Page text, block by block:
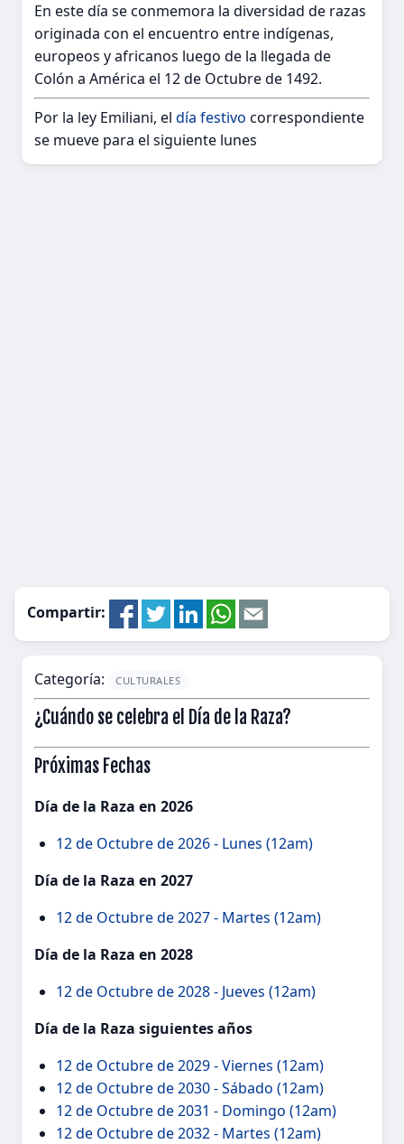
En este día se conmemora la diversidad de razas
originada con el encuentro entre indígenas,
europeos y africanos luego de la llegada de
Colón a América el 12 de Octubre de 1492.
Por la ley Emiliani, el día festivo correspondiente
se mueve para el siguiente lunes
Compartir:
Categoría: CULTURALES
¿Cuándo se celebra el Día de la Raza?
Próximas Fechas
Día de la Raza en 2026
12 de Octubre de 2026 - Lunes (12am)
Día de la Raza en 2027
12 de Octubre de 2027 - Martes (12am)
Día de la Raza en 2028
12 de Octubre de 2028 - Jueves (12am)
Día de la Raza siguientes años
12 de Octubre de 2029 - Viernes (12am)
12 de Octubre de 2030 - Sábado (12am)
12 de Octubre de 2031 - Domingo (12am)
12 de Octubre de 2032 - Martes (12am)